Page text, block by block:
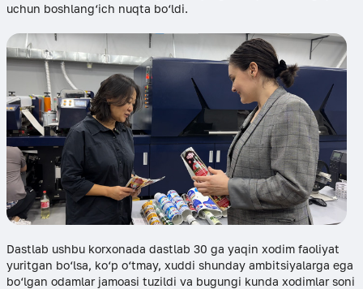
uchun boshlang‘ich nuqta bo‘ldi.
Dastlab ushbu korxonada dastlab 30 ga yaqin xodim faoliyat
yuritgan bo‘lsa, ko‘p o‘tmay, xuddi shunday ambitsiyalarga ega
bo‘lgan odamlar jamoasi tuzildi va bugungi kunda xodimlar soni